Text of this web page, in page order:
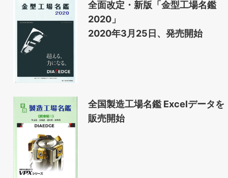
全面改定・新版「金型工場名鑑
2020」
2020年3月25日、発売開始
全国製造工場名鑑 Excelデータを
販売開始